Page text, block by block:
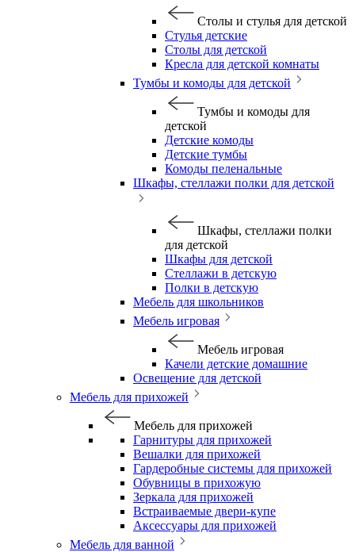
Столы и стулья для детской
Стулья детские
Столы для детской
Кресла для детской комнаты
Тумбы и комоды для детской
Тумбы и комоды для
детской
Детские комоды
Детские тумбы
Комоды пеленальные
Шкафы, стеллажи полки для детской
Шкафы, стеллажи полки
для детской
Шкафы для детской
Стеллажи в детскую
Полки в детскую
Мебель для школьников
Мебель игровая
Мебель игровая
Качели детские домашние
Освещение для детской
Мебель для прихожей
Мебель для прихожей
Гарнитуры для прихожей
Вешалки для прихожей
Гардеробные системы для прихожей
Обувницы в прихожую
Зеркала для прихожей
Встраиваемые двери-купе
Аксессуары для прихожей
Мебель для ванной